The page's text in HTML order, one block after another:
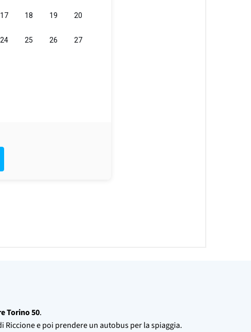
Torino 50.
e poi prendere un autobus per la spiaggia.